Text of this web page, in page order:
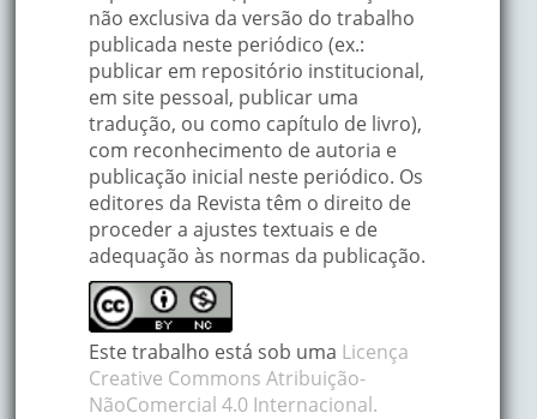
não exclusiva da versão do trabalho
publicada neste periódico (ex.:
publicar em repositório institucional,
em site pessoal, publicar uma
tradução, ou como capítulo de livro),
com reconhecimento de autoria e
publicação inicial neste periódico. Os
editores da Revista têm o direito de
proceder a ajustes textuais e de
adequação às normas da publicação.
Este trabalho está sob uma Licença
Creative Commons Atribuição-
NãoComercial 4.0 Internacional.